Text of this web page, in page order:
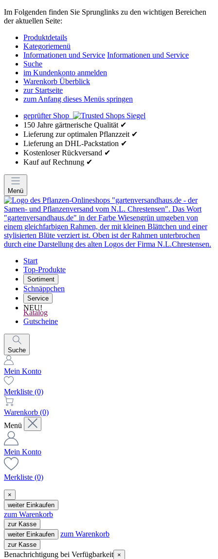
Im Folgenden finden Sie Sprunglinks zu den wichtigen Bereichen
der aktuellen Seite:
Produktdetails
Kategoriemenü
Informationen und Service Informationen und Service
Suche
im Kundenkonto anmelden
Warenkorb Überblick
zur Startseite
zum Anfang dieses Menüs springen
geprüfter Shop
150 Jahre gärtnerische Qualität ✔
Lieferung zur optimalen Pflanzzeit ✔
Lieferung an DHL-Packstation ✔
Kostenloser Rückversand ✔
Kauf auf Rechnung ✔
Menü
Start
Top-Produkte
Sortiment
Schnäppchen
Service
NEU!
Katalog
Gutscheine
Suche
Mein Konto
Merkliste (0)
Warenkorb (0)
Menü
Mein Konto
Merkliste (0)
×
weiter Einkaufen
zum Warenkorb
zur Kasse
weiter Einkaufen
zum Warenkorb
zur Kasse
Benachrichtigung bei Verfügbarkeit ×